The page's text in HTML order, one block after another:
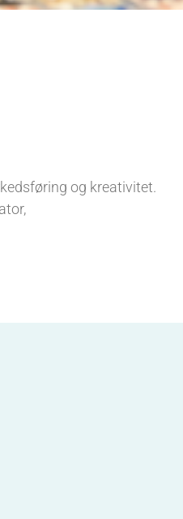
og kreativitet.